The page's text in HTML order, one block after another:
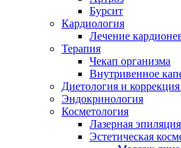
Бурсит
Кардиология
Лечение
Терапия
Чекап организма
Внутривенное
Диетология и коррекция
Эндокринология
Косметология
Лазерная эпиляция
Эстетическая